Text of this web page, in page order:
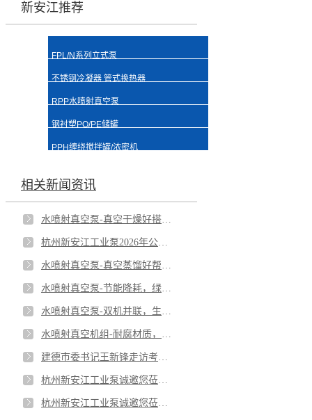
新安江推荐
FPL/N系列立式泵
不锈钢冷凝器 管式换热器
RPP水喷射真空泵
钢衬塑PO/PE储罐
PPH缠绕搅拌罐/浓密机
相关新闻资讯
水喷射真空泵-真空干燥好搭档-低温干燥，高能与品质兼得
杭州新安江工业泵2026年公司年中总结会议-实干破局，品质制胜，锚定更长远的未来
水喷射真空泵-真空蒸馏好帮手；低温蒸馏，守护热敏物料品质
水喷射真空泵-节能降耗，绿色生产之选；低能耗设计，为企业降本增效。
水喷射真空泵-双机并联，生产不停机
水喷射真空机组-耐腐材质，应对严苛工况；全塑机身，无惧酸碱侵蚀。
建德市委书记王新锋走访考察我公司-杭州新安江工业泵有限公司
杭州新安江工业泵诚邀您莅临第十八届CIBF深圳国际电池技术交流会/展览会！
杭州新安江工业泵诚邀您莅临第94届API上海展会！